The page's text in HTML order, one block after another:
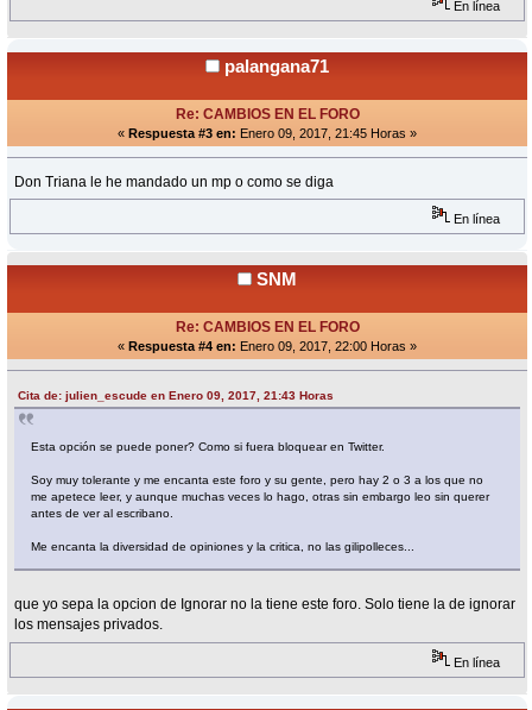
En línea
palangana71
Re: CAMBIOS EN EL FORO
« Respuesta #3 en: Enero 09, 2017, 21:45 Horas »
Don Triana le he mandado un mp o como se diga
En línea
SNM
Re: CAMBIOS EN EL FORO
« Respuesta #4 en: Enero 09, 2017, 22:00 Horas »
Cita de: julien_escude en Enero 09, 2017, 21:43 Horas
Esta opción se puede poner? Como si fuera bloquear en Twitter.
Soy muy tolerante y me encanta este foro y su gente, pero hay 2 o 3 a los que no
me apetece leer, y aunque muchas veces lo hago, otras sin embargo leo sin querer
antes de ver al escribano.
Me encanta la diversidad de opiniones y la critica, no las gilipolleces...
que yo sepa la opcion de Ignorar no la tiene este foro. Solo tiene la de ignorar
los mensajes privados.
En línea